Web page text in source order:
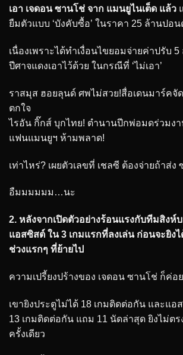
เอา เจดอน ซานโช่ จาก แมนยูไนเต็ด แล้ว
ยืมตัวแบบ ‘บังคับซื้อ’ ในราคา 25 ล้านปอน
เนื่องเพราะได้ทำเงื่อนไขยอมจ่ายค่าปรับ
ปีศาจแดงเอาไว้ด้วย ในกรณีที่ ‘ไม่เอา’
ราสมุส ฮอยลุนด์ ศพไม่สวย!สื่อเดนมาร์คจั
ตกใจ
ไรอัน กิ๊กส์ บุกไทย! ตำนานปีกพ่อมดร่วมงา
แฟนแมนยูฯ ห้ามพลาด!
เท่าไหร่? เผยตัวเลขที่ เชลซี ต้องจ่ายถ้าส่
อืมมมมมม…นะ
2. หลังจากเปิดตัวอย่างร้อนแรงกับทีมสิงห์
แอสซิสต์ ใน 3 เกมแรกที่ลงเล่น ก่อนจะยิง
ช่วงแรกๆ ที่ย้ายไป
ความเปรี้ยงปร้างของ เจดอน ซานโช่ ก็ค่อ
เขายิงประตูไม่ได้ 18 เกมติดต่อกัน และแอ
13 เกมติดต่อกัน แถม 11 นัดล่าสุด ยิงไม่ต
ครั้งเดียว